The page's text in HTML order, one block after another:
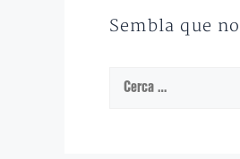
Sembla que
Cerca: